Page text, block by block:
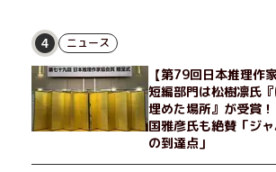
せる男が現れた。茶の湯の粋人、70歳の万江
は、ある秘密があった……。自分の心と身体を
姿と、その連帯を描く。赤裸々にして切実な
をめぐる物語。
4 ニュース
【第79回日本推理作
短編部門は松樹凛氏
埋めた場所』が受賞
国雅彦氏も絶賛「ジ
の到達点」